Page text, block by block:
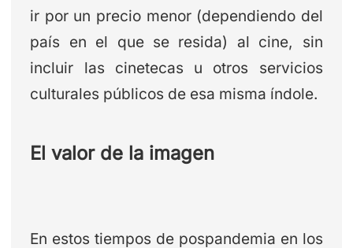
ir por un precio menor (dependiendo del
país en el que se resida) al cine, sin
incluir las cinetecas u otros servicios
culturales públicos de esa misma índole.
El valor de la imagen
En estos tiempos de pospandemia en los